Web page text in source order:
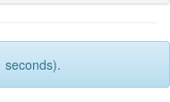
seconds).